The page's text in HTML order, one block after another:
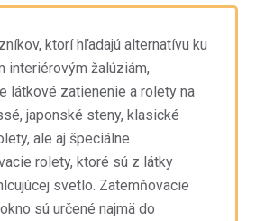
ktorí hľadajú alternatívu ku
interiérovým žalúziám,
látkové zatienenie a rolety na
japonské steny, klasické
ale aj špeciálne
rolety, ktoré sú z látky
svetlo. Zatemňovacie
sú určené najmä do